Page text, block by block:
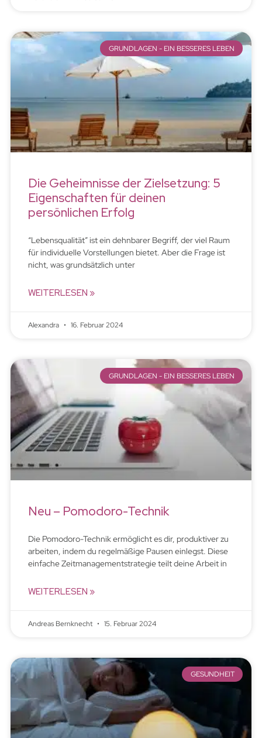
GRUNDLAGEN - EIN BESSERES LEBEN
Die Geheimnisse der Zielsetzung: 5
Eigenschaften für deinen
persönlichen Erfolg
“Lebensqualität” ist ein dehnbarer Begriff, der viel Raum
für individuelle Vorstellungen bietet. Aber die Frage ist
nicht, was grundsätzlich unter
WEITERLESEN »
Alexandra 16. Februar 2024
GRUNDLAGEN - EIN BESSERES LEBEN
Neu – Pomodoro-Technik
Die Pomodoro-Technik ermöglicht es dir, produktiver zu
arbeiten, indem du regelmäßige Pausen einlegst. Diese
einfache Zeitmanagementstrategie teilt deine Arbeit in
WEITERLESEN »
Andreas Bernknecht 15. Februar 2024
GESUNDHEIT